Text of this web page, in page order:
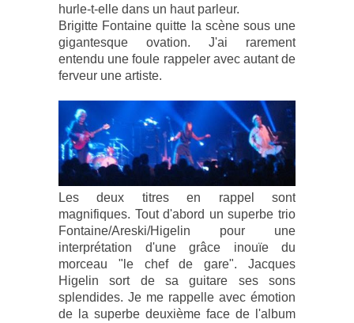
hurle-t-elle dans un haut parleur.
Brigitte Fontaine quitte la scène sous une
gigantesque ovation. J'ai rarement
entendu une foule rappeler avec autant de
ferveur une artiste.
Les deux titres en rappel sont
magnifiques. Tout d'abord un superbe trio
Fontaine/Areski/Higelin pour une
interprétation d'une grâce inouïe du
morceau "le chef de gare". Jacques
Higelin sort de sa guitare ses sons
splendides. Je me rappelle avec émotion
de la superbe deuxième face de l'album